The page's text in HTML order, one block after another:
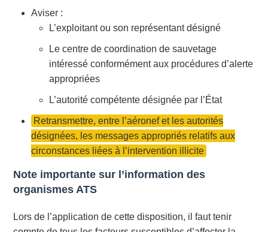
Aviser :
L’exploitant ou son représentant désigné
Le centre de coordination de sauvetage
intéressé conformément aux procédures d’alerte
appropriées
L’autorité compétente désignée par l’État
Retransmettre, entre l’aéronef et les autorités
désignées, les messages appropriés relatifs aux
circonstances liées à l’intervention illicite
Note importante sur l’information des
organismes ATS
Lors de l’application de cette disposition, il faut tenir